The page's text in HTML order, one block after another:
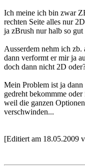
Ich meine ich bin zwar
rechten Seite alles nur
ja zBrush nur halb so
Ausserdem nehm ich
dann verformt er mir ja
doch dann nicht 2D
Mein Problem ist ja
gedreht bekommme
weil die ganzen
verschwinden...
[Editiert am 18.05.2009